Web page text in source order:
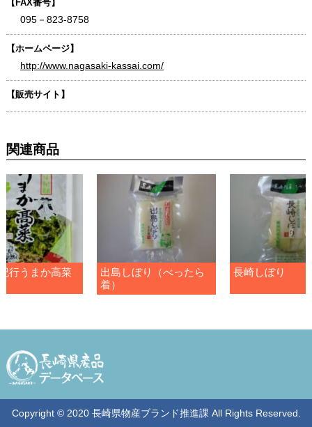
【FAX番号】
095－823-8758
【ホームページ】
http://www.nagasaki-kassai.com/
【販売サイト】
関連商品
行うまか高菜
出島しぼり（べったら
着）
長崎しぼり
Copyright © 2020 長崎県物産ブランド推進課 All Rights Reserved.